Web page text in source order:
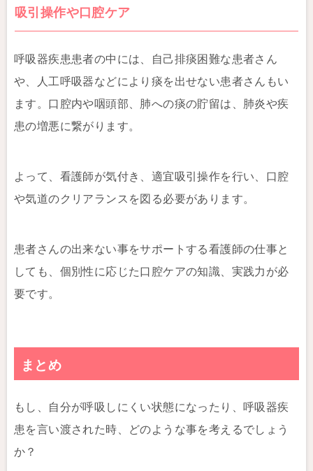
吸引操作や口腔ケア
呼吸器疾患患者の中には、自己排痰困難な患者さん
や、人工呼吸器などにより痰を出せない患者さんもい
ます。口腔内や咽頭部、肺への痰の貯留は、肺炎や疾
患の増悪に繋がります。
よって、看護師が気付き、適宜吸引操作を行い、口腔
や気道のクリアランスを図る必要があります。
患者さんの出来ない事をサポートする看護師の仕事と
しても、個別性に応じた口腔ケアの知識、実践力が必
要です。
まとめ
もし、自分が呼吸しにくい状態になったり、呼吸器疾
患を言い渡された時、どのような事を考えるでしょう
か？